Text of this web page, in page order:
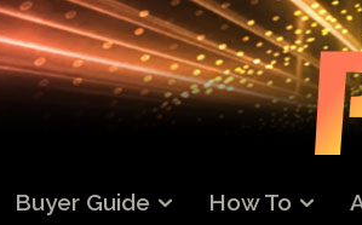
Buyer Guide How To